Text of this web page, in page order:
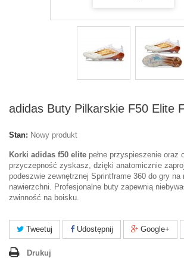
adidas Buty Pilkarskie F50 Elite
Stan: Nowy produkt
Korki adidas f50 elite pełne przyspieszenie oraz
przyczepność zyskasz, dzięki anatomicznie
podeszwie zewnętrznej Sprintframe 360 do gry na
nawierzchni. Profesjonalne buty zapewnią
zwinność na boisku.
Tweetuj Udostępnij Google+
Drukuj